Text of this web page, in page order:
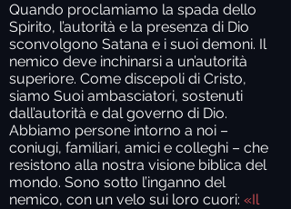
Quando proclamiamo la spada dello
Spirito, l’autorità e la presenza di Dio
sconvolgono Satana e i suoi demoni. Il
nemico deve inchinarsi a un’autorità
superiore. Come discepoli di Cristo,
siamo Suoi ambasciatori, sostenuti
dall’autorità e dal governo di Dio.
Abbiamo persone intorno a noi –
coniugi, familiari, amici e colleghi – che
resistono alla nostra visione biblica del
mondo. Sono sotto l’inganno del
nemico, con un velo sui loro cuori: «Il